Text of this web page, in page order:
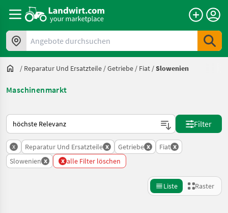
Angebote durchsuchen
/ Reparatur Und Ersatzteile /Getriebe / Fiat /Slowenien
Maschinenmarkt
So wird auf Landwirt.com sortiert
Filter
x Reparatur Und Ersatzteile x Getriebe x Fiat x
Slowenien x x alle Filter löschen
Liste Raster